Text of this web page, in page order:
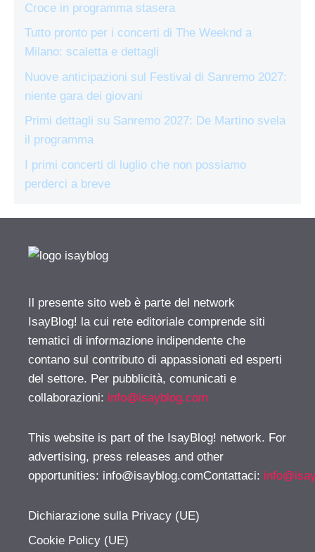
Croce in programma stasera
Tutto pronto per i concerti di The Weeknd a
Milano: scaletta e dettagli
Nuove anticipazioni sul Festival di Sanremo 2027:
niente gara dei giovani
Primi dettagli su Sanremo 2027: De Martino svela
il programma
I primi concerti di luglio che non possiamo
perderci a breve
Il presente sito web è parte del network
IsayBlog! la cui rete editoriale comprende siti
tematici di informazione indipendente che
contano sul contributo di appassionati ed esperti
del settore. Per pubblicità, comunicati e
collaborazioni: info@isayblog.com
This website is part of the IsayBlog! network. For
advertising, press releases and other
opportunities: info@isayblog.comContattaci:
Dichiarazione sulla Privacy (UE)
Cookie Policy (UE)